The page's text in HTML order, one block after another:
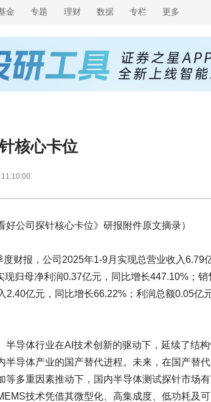
金 专题 理财 数据 专栏 更多
核心卡位
好公司探针核心卡位》研报附件原文摘录）
财报，公司2025年1-9月实现总营业收入6.79
归母净利润0.37亿元，同比增长447.10%；
2.40亿元，同比增长66.22%；利润总额0.05亿
导体行业在AI技术创新的驱动下，延续了结
半导体产业的国产替代进程。未来，在国产替
多重因素推动下，国内半导体测试探针市场有
技术凭借其微型化、高集成度、低功耗及